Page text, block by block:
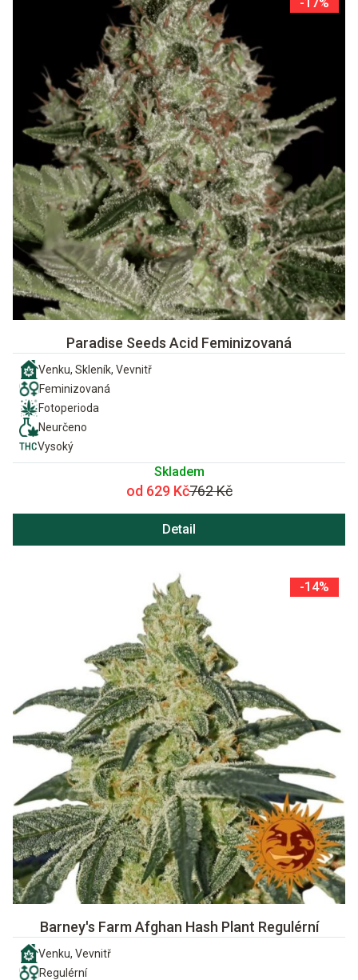
-17%
Paradise Seeds Acid Feminizovaná
Venku, Skleník, Vevnitř
Feminizovaná
Fotoperioda
Neurčeno
Vysoký
Skladem
od 629 Kč762 Kč
Detail
-14%
Barney's Farm Afghan Hash Plant Regulérní
Venku, Vevnitř
Regulérní